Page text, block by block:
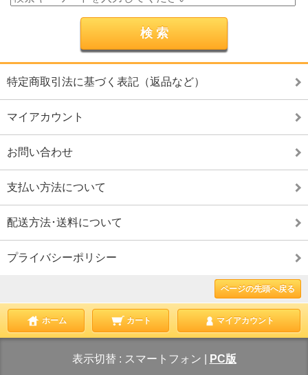
特定商取引法に基づく表記（返品など）
マイアカウント
お問い合わせ
支払い方法について
配送方法･送料について
プライバシーポリシー
ページの先頭へ戻る
ホーム カート マイアカウント
表示切替 : スマートフォン PC版